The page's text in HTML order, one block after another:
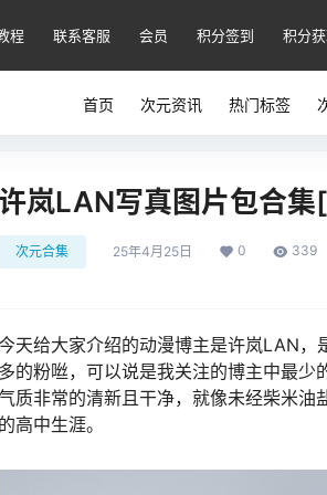
程 联系客服 会员 积分签到 积分
首页 次元资讯 热门标签
许岚LAN写真图片包合
次元合集 25年4月25日 0 339
天给大家介绍的动漫博主是许岚LAN
多的粉咝，可以说是我关注的博主中最
质非常的清新且干净，就像未经柴米
的高中生涯。